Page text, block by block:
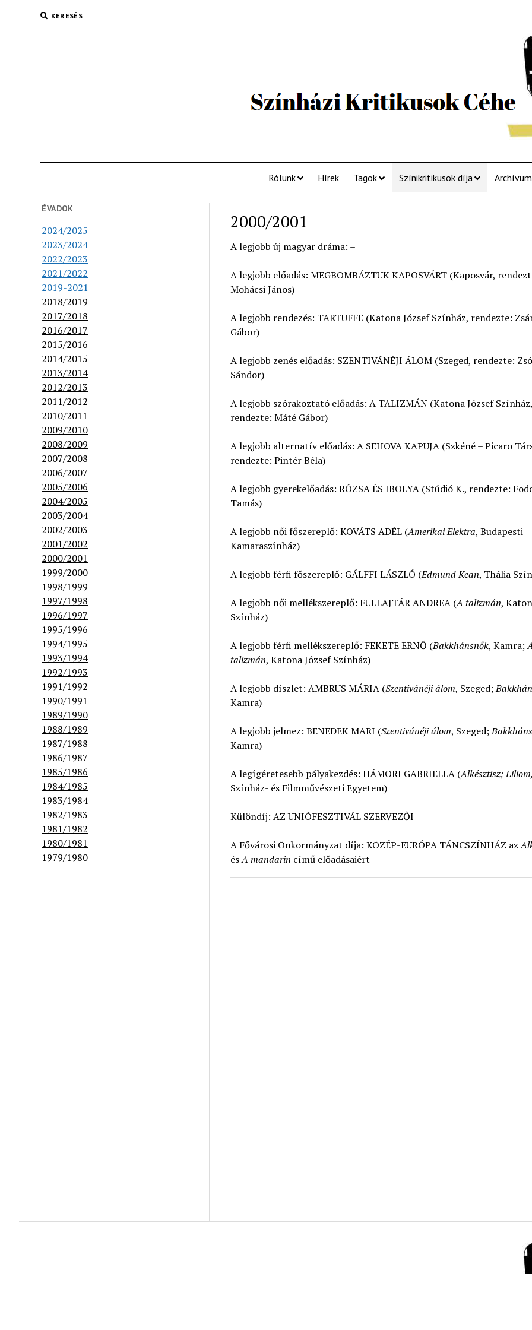
KERESÉS
Rólunk Hírek Tagok Színikritikusok díja Archívum
ÉVADOK
2024/2025
2023/2024
2022/2023
2021/2022
2019-2021
2018/2019
2017/2018
2016/2017
2015/2016
2014/2015
2013/2014
2012/2013
2011/2012
2010/2011
2009/2010
2008/2009
2007/2008
2006/2007
2005/2006
2004/2005
2003/2004
2002/2003
2001/2002
2000/2001
1999/2000
1998/1999
1997/1998
1996/1997
1995/1996
1994/1995
1993/1994
1992/1993
1991/1992
1990/1991
1989/1990
1988/1989
1987/1988
1986/1987
1985/1986
1984/1985
1983/1984
1982/1983
1981/1982
1980/1981
1979/1980
2000/2001
A legjobb új magyar dráma: –
A legjobb előadás: MEGBOMBÁZTUK KAPOSVÁRT (Kaposvár,
Mohácsi János)
A legjobb rendezés: TARTUFFE (Katona József Színház, rendezte:
Gábor)
A legjobb zenés előadás: SZENTIVÁNÉJI ÁLOM (Szeged, rendezte:
Sándor)
A legjobb szórakoztató előadás: A TALIZMÁN (Katona József Színház,
rendezte: Máté Gábor)
A legjobb alternatív előadás: A SEHOVA KAPUJA (Szkéné – Picaro
rendezte: Pintér Béla)
A legjobb gyerekelőadás: RÓZSA ÉS IBOLYA (Stúdió K., rendezte:
Tamás)
A legjobb női főszereplő: KOVÁTS ADÉL (Amerikai Elektra, Budapesti
Kamaraszínház)
A legjobb férfi főszereplő: GÁLFFI LÁSZLÓ (Edmund Kean, Thália
A legjobb női mellékszereplő: FULLAJTÁR ANDREA (A talizmán,
Színház)
A legjobb férfi mellékszereplő: FEKETE ERNŐ (Bakkhánsnők, Kamra;
talizmán, Katona József Színház)
A legjobb díszlet: AMBRUS MÁRIA (Szentivánéji álom, Szeged;
Kamra)
A legjobb jelmez: BENEDEK MARI (Szentivánéji álom, Szeged;
Kamra)
A legígéretesebb pályakezdés: HÁMORI GABRIELLA (Alkésztisz; Liliom,
Színház- és Filmművészeti Egyetem)
Különdíj: AZ UNIÓFESZTIVÁL SZERVEZŐI
A Fővárosi Önkormányzat díja: KÖZÉP-EURÓPA TÁNCSZÍNHÁZ az
ésA mandarin című előadásaiért